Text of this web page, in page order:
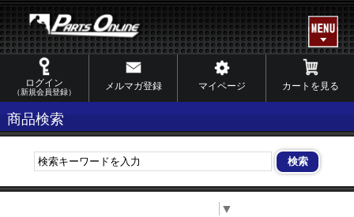
ログイン
（新規会員登録）
メルマガ登録 マイページ カートを見る
商品検索
▼